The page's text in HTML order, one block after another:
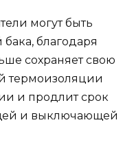
могут быть
благодаря
сохраняет свою
термоизоляции
и продлит срок
и выключающей